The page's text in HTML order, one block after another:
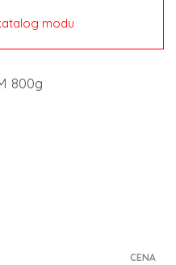
modu
800g
CENA